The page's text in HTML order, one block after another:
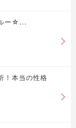
ー☆...
！本当の性格